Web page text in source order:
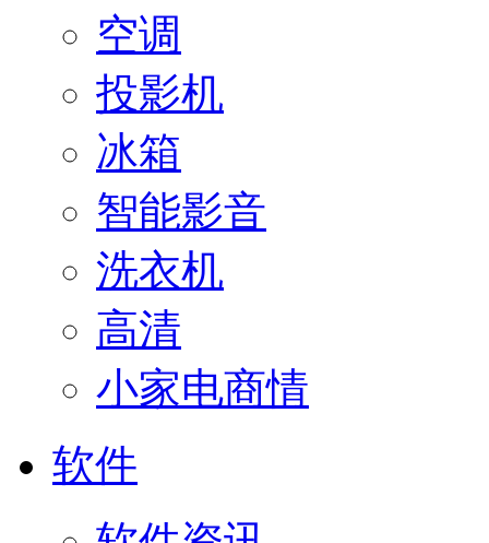
空调
投影机
冰箱
智能影音
洗衣机
高清
小家电商情
软件